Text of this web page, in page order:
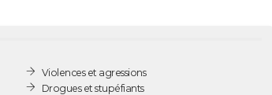
Violences et agressions
Drogues et stupéfiants